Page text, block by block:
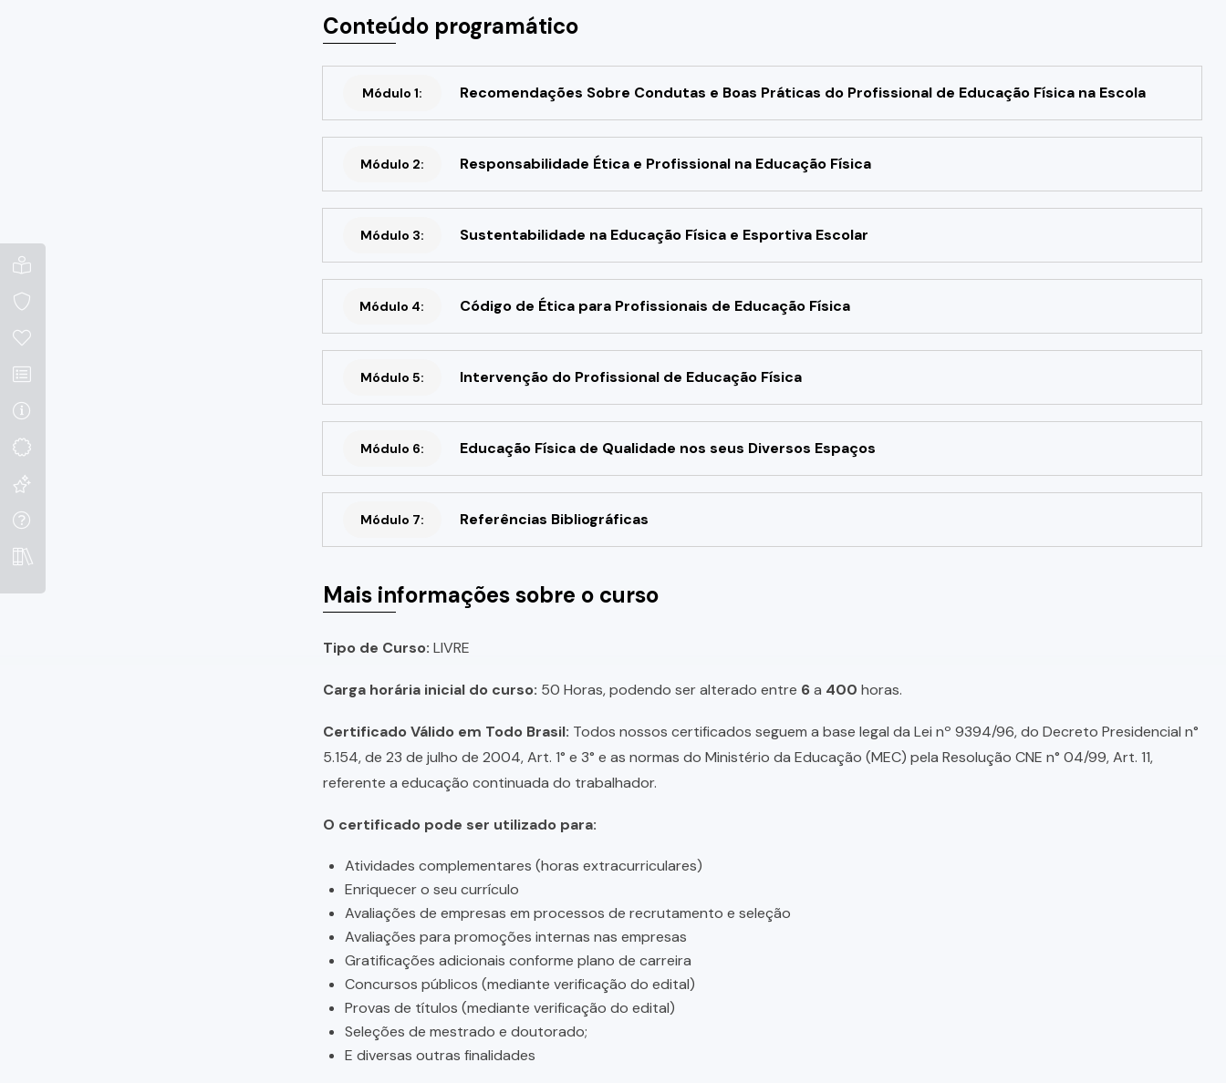
Conteúdo programático
Módulo 1: Recomendações Sobre Condutas e Boas Práticas do Profissional de Educação Física na Escola
Módulo 2: Responsabilidade Ética e Profissional na Educação Física
Módulo 3: Sustentabilidade na Educação Física e Esportiva Escolar
Módulo 4: Código de Ética para Profissionais de Educação Física
Módulo 5: Intervenção do Profissional de Educação Física
Módulo 6: Educação Física de Qualidade nos seus Diversos Espaços
Módulo 7: Referências Bibliográficas
Mais informações sobre o curso
Tipo de Curso: LIVRE
Carga horária inicial do curso: 50 Horas, podendo ser alterado entre 6a 400 horas.
Certificado Válido em Todo Brasil: Todos nossos certificados seguem a base legal da Lei nº 9394/96, do Decreto Presidencial n°
5.154, de 23 de julho de 2004, Art. 1° e 3° e as normas do Ministério da Educação (MEC) pela Resolução CNE n° 04/99, Art. 11,
referente a educação continuada do trabalhador.
O certificado pode ser utilizado para:
Atividades complementares (horas extracurriculares)
Enriquecer o seu currículo
Avaliações de empresas em processos de recrutamento e seleção
Avaliações para promoções internas nas empresas
Gratificações adicionais conforme plano de carreira
Concursos públicos (mediante verificação do edital)
Provas de títulos (mediante verificação do edital)
Seleções de mestrado e doutorado;
E diversas outras finalidades